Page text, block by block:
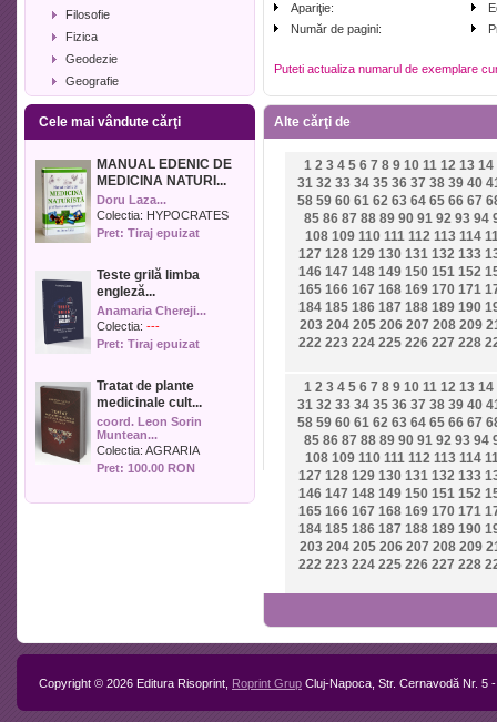
Filosofie
Fizica
Geodezie
Geografie
Geologie
Industrie alimentara
Istorie
Istorie literara
Lexicologie
Management
Matematica
Media
Medicina umana
Medicina veterinara
Muzica
Pedagogie
Politica
Psihologie
Sport
Cele mai vândute cărţi
MANUAL EDENIC DE
MEDICINA NATURI...
Doru Laza...
Colectia: HYPOCRATES
Pret: Tiraj epuizat
Teste grilă limba
engleză...
Anamaria Chereji...
Colectia: ---
Pret: Tiraj epuizat
Tratat de plante
medicinale cult...
coord. Leon Sorin
Muntean...
Colectia: AGRARIA
Pret: 100.00 RON
Apariţie:
Număr de pagini:
Puteti actualiza numarul de exemplare
Alte cărţi de
1 2 3 4 5 6 7 8 9 10 11 12 13 14
31 32 33 34 35 36 37 38 39 40
58 59 60 61 62 63 64 65 66 67
85 86 87 88 89 90 91 92 93 94
108 109 110 111 112 113 114
127 128 129 130 131 132 133
146 147 148 149 150 151 152
165 166 167 168 169 170 171
184 185 186 187 188 189 190
203 204 205 206 207 208 209
222 223 224 225 226 227 228
1 2 3 4 5 6 7 8 9 10 11 12 13 14
31 32 33 34 35 36 37 38 39 40
58 59 60 61 62 63 64 65 66 67
85 86 87 88 89 90 91 92 93 94
108 109 110 111 112 113 114
127 128 129 130 131 132 133
146 147 148 149 150 151 152
165 166 167 168 169 170 171
184 185 186 187 188 189 190
203 204 205 206 207 208 209
222 223 224 225 226 227 228
Copyright © 2026 Editura Risoprint, Roprint Grup Cluj-Napoca, Str. Cernavodă Nr. 5